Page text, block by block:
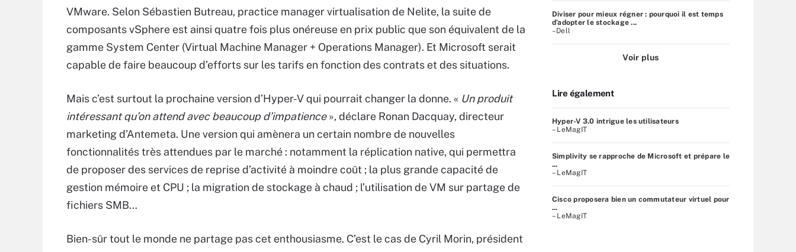
VMware. Selon Sébastien Butreau, practice manager virtualisation de Nelite, la suite de
composants vSphere est ainsi quatre fois plus onéreuse en prix public que son équivalent de la
gamme System Center (Virtual Machine Manager + Operations Manager). Et Microsoft serait
capable de faire beaucoup d’efforts sur les tarifs en fonction des contrats et des situations.
Mais c’est surtout la prochaine version d’Hyper-V qui pourrait changer la donne. « Un produit
intéressant qu’on attend avec beaucoup d’impatience», déclare Ronan Dacquay, directeur
marketing d’Antemeta. Une version qui amènera un certain nombre de nouvelles
fonctionnalités très attendues par le marché : notamment la réplication native, qui permettra
de proposer des services de reprise d’activité à moindre coût ; la plus grande capacité de
gestion mémoire et CPU ; la migration de stockage à chaud ; l’utilisation de VM sur partage de
fichiers SMB…
Bien-sûr tout le monde ne partage pas cet enthousiasme. C’est le cas de Cyril Morin, président
Diviser pour mieux régner : pourquoi il est temps
d’adopter le stockage ...
–Dell
Voir plus
Lire également
Hyper-V 3.0 intrigue les utilisateurs
– LeMagIT
Simplivity se rapproche de Microsoft et prépare le
...
– LeMagIT
Cisco proposera bien un commutateur virtuel pour
...
– LeMagIT